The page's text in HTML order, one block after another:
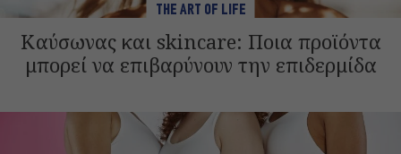
THE ART OF LIFE
Καύσωνας και skincare: Ποια προϊόντα
μπορεί να επιβαρύνουν την επιδερμίδα